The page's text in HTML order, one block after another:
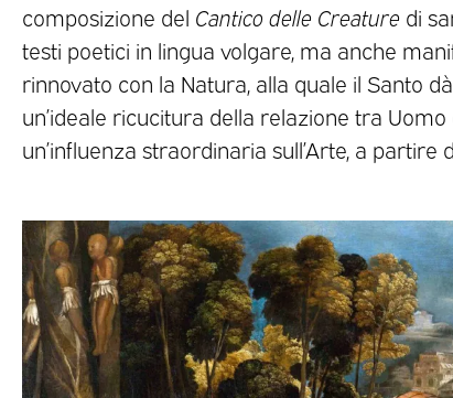
composizione del Cantico delle Creature di
testi poetici in lingua volgare, ma anche
rinnovato con la Natura, alla quale il Santo
un’ideale ricucitura della relazione tra
un’influenza straordinaria sull’Arte, a partire